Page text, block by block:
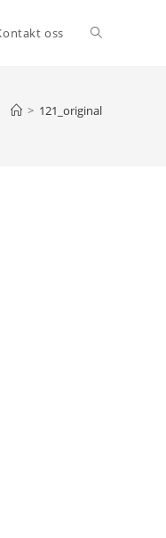
oss Toggle
> 121_original